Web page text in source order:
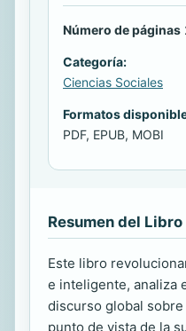
Número de páginas
Categoría:
Ciencias Sociales
Formatos
PDF, EPUB, MOBI
Resumen del Libro
Este libro
e inteligente, analiza
discurso global
punto de vista de la